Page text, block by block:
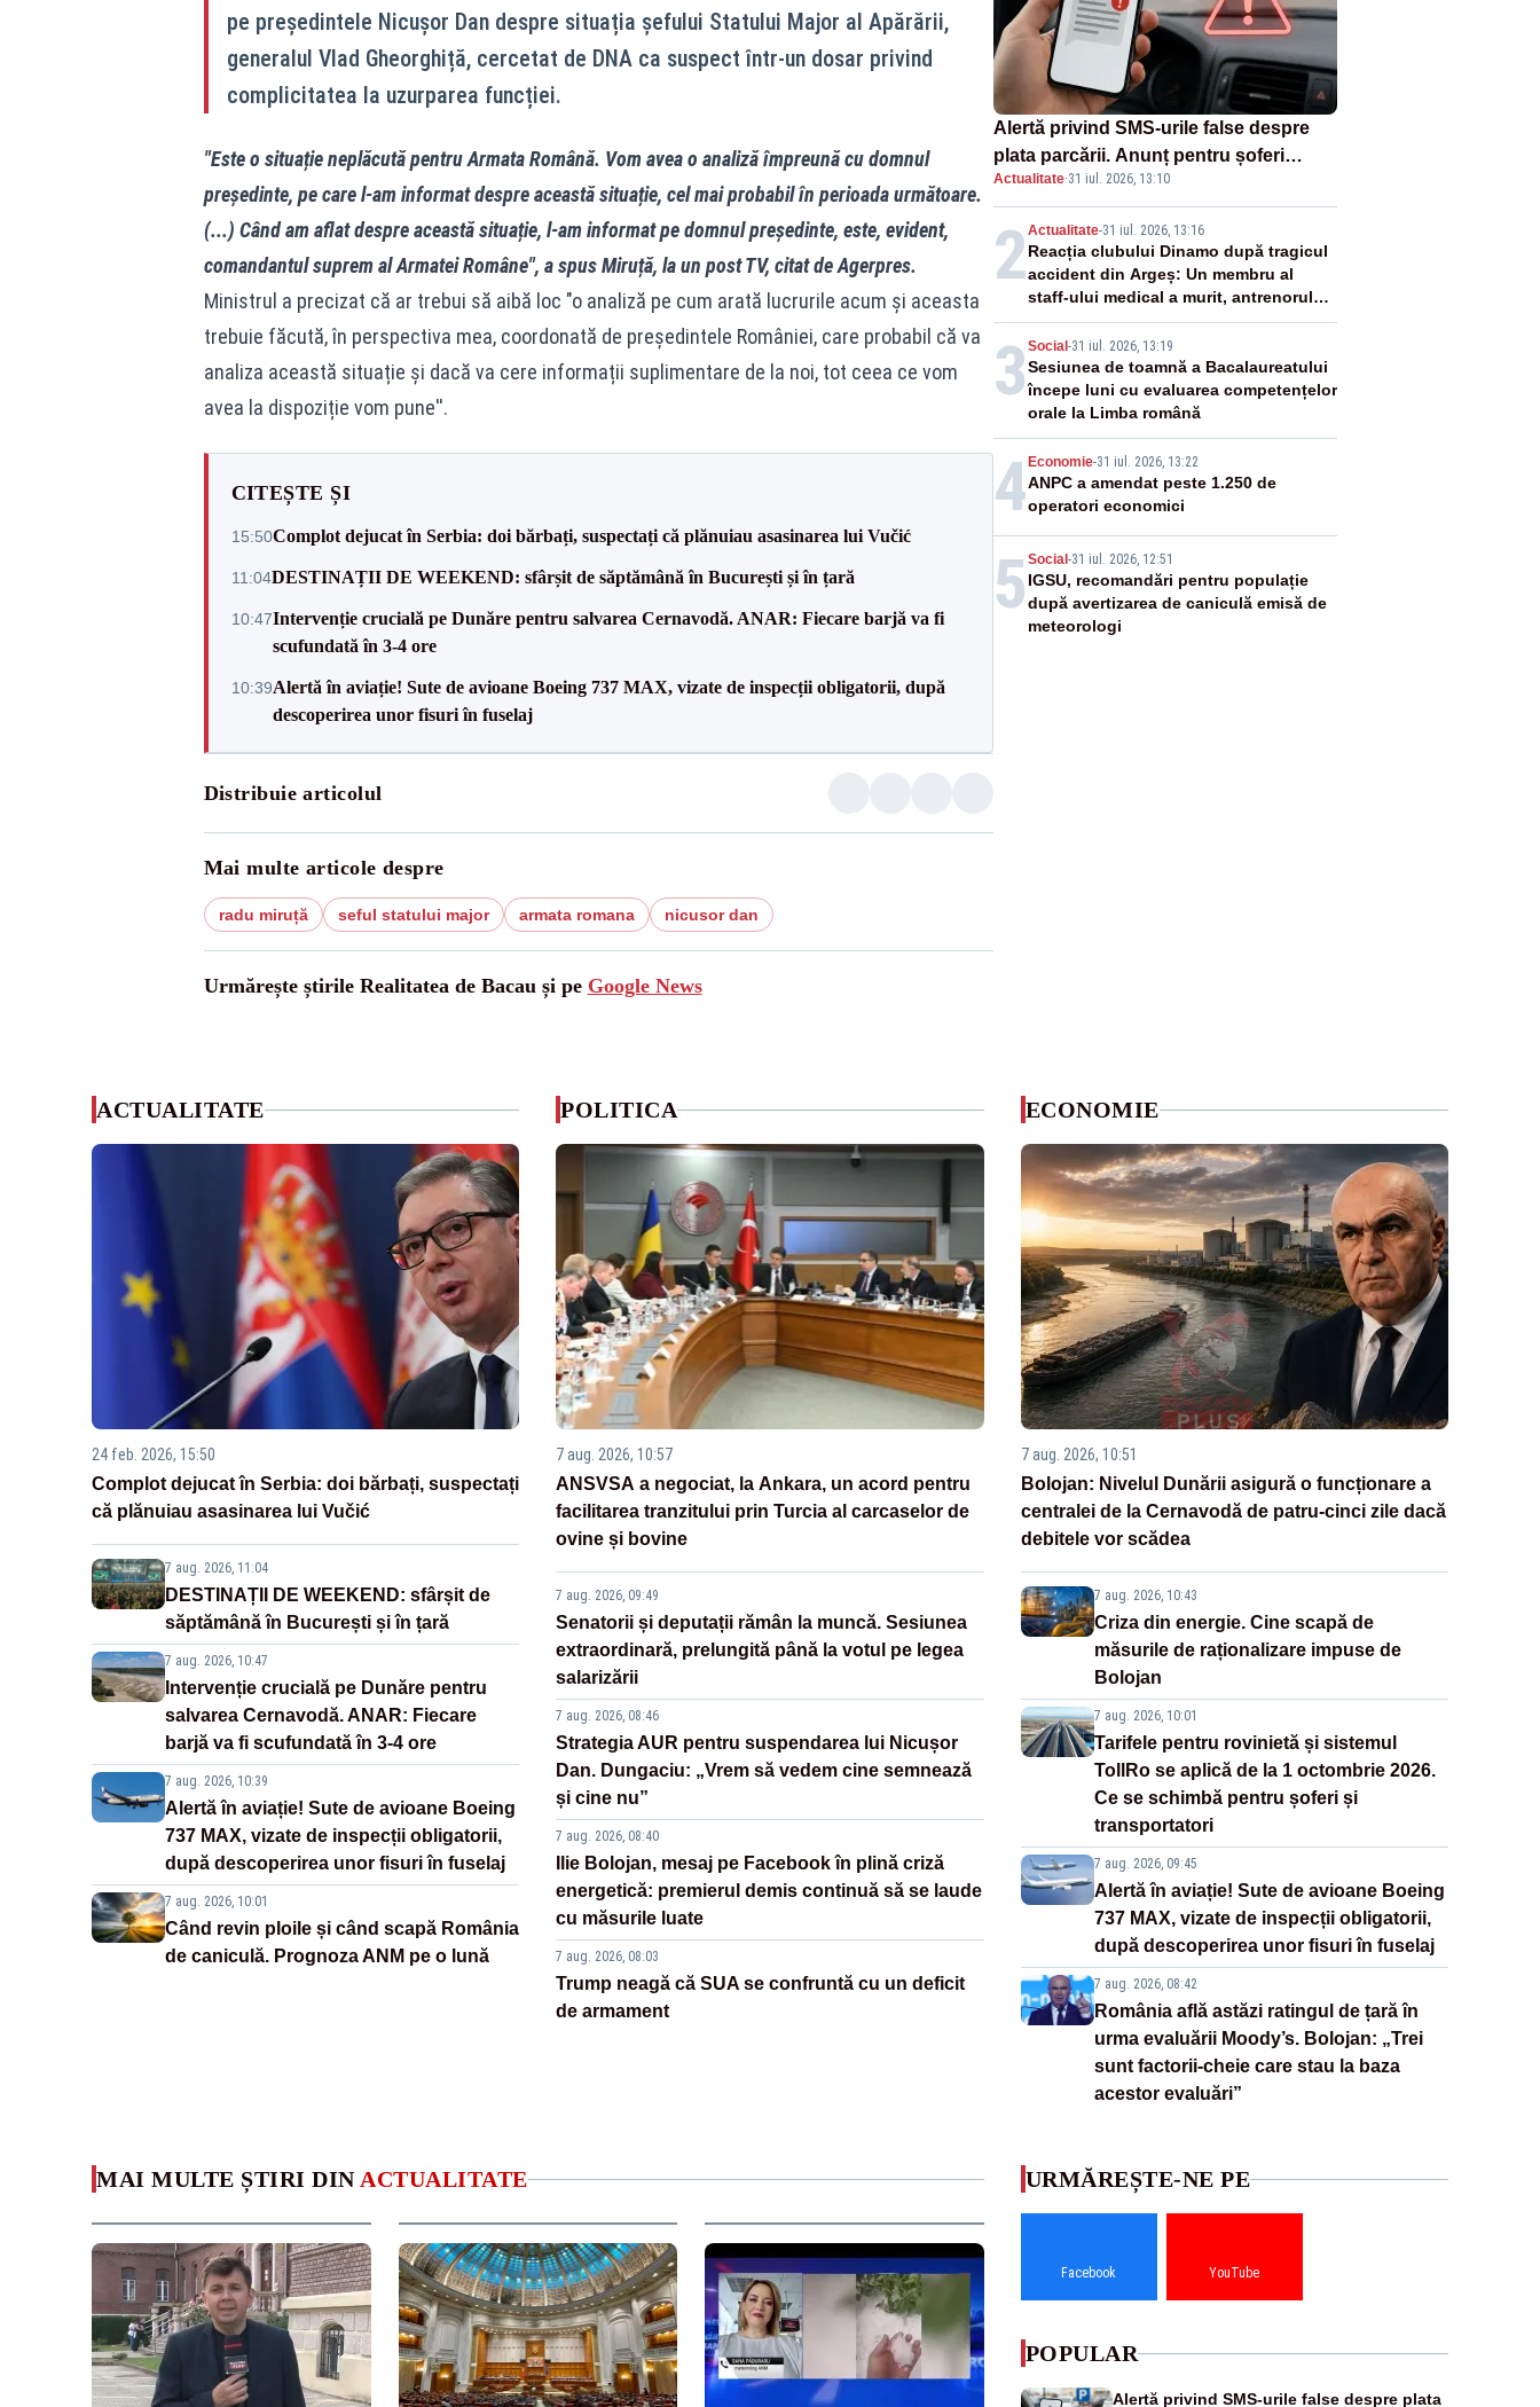
pe președintele Nicușor Dan despre situația șefului Statului Major al Apărării,
generalul Vlad Gheorghiță, cercetat de DNA ca suspect într-un dosar privind
complicitatea la uzurparea funcției.
"Este o situație neplăcută pentru Armata Română. Vom avea o analiză împreună cu domnul
președinte, pe care l-am informat despre această situație, cel mai probabil în perioada următoare.
(...) Când am aflat despre această situație, l-am informat pe domnul președinte, este, evident,
comandantul suprem al Armatei Române", a spus Miruță, la un post TV, citat de Agerpres.
Ministrul a precizat că ar trebui să aibă loc "o analiză pe cum arată lucrurile acum și aceasta
trebuie făcută, în perspectiva mea, coordonată de președintele României, care probabil că va
analiza această situație și dacă va cere informații suplimentare de la noi, tot ceea ce vom
avea la dispoziție vom pune''.
CITEȘTE ȘI
15:50Complot dejucat în Serbia: doi bărbați, suspectați că plănuiau asasinarea lui Vučić
11:04DESTINAȚII DE WEEKEND: sfârșit de săptămână în București și în țară
10:47Intervenție crucială pe Dunăre pentru salvarea Cernavodă. ANAR: Fiecare barjă va fi
scufundată în 3-4 ore
10:39Alertă în aviație! Sute de avioane Boeing 737 MAX, vizate de inspecții obligatorii, după
descoperirea unor fisuri în fuselaj
Distribuie articolul
Mai multe articole despre
radu miruță seful statului major armata romana nicusor dan
Urmărește știrile Realitatea de Bacau și pe Google News
Alertă privind SMS-urile false despre
plata parcării. Anunț pentru șoferi
asupra unei noi metode de fraudă
online
Actualitate·31 iul. 2026, 13:10
2Actualitate-31 iul. 2026, 13:16
Reacția clubului Dinamo după tragicul
accident din Argeș: Un membru al
staff-ului medical a murit, antrenorul
Adrian Ropotan este în spital
3 Social -31 iul. 2026, 13:19
Sesiunea de toamnă a Bacalaureatului
începe luni cu evaluarea competențelor
orale la Limba română
4 Economie-31 iul. 2026, 13:22
ANPC a amendat peste 1.250 de
operatori economici
5 Social -31 iul. 2026, 12:51
IGSU, recomandări pentru populație
după avertizarea de caniculă emisă de
meteorologi
ACTUALITATE
24 feb. 2026, 15:50
Complot dejucat în Serbia: doi bărbați, suspectați
că plănuiau asasinarea lui Vučić
7 aug. 2026, 11:04
DESTINAȚII DE WEEKEND: sfârșit de
săptămână în București și în țară
7 aug. 2026, 10:47
Intervenție crucială pe Dunăre pentru
salvarea Cernavodă. ANAR: Fiecare
barjă va fi scufundată în 3-4 ore
7 aug. 2026, 10:39
Alertă în aviație! Sute de avioane Boeing
737 MAX, vizate de inspecții obligatorii,
după descoperirea unor fisuri în fuselaj
7 aug. 2026, 10:01
Când revin ploile și când scapă România
de caniculă. Prognoza ANM pe o lună
POLITICA
7 aug. 2026, 10:57
ANSVSA a negociat, la Ankara, un acord pentru
facilitarea tranzitului prin Turcia al carcaselor de
ovine și bovine
7 aug. 2026, 09:49
Senatorii și deputații rămân la muncă. Sesiunea
extraordinară, prelungită până la votul pe legea
salarizării
7 aug. 2026, 08:46
Strategia AUR pentru suspendarea lui Nicușor
Dan. Dungaciu: „Vrem să vedem cine semnează
și cine nu”
7 aug. 2026, 08:40
Ilie Bolojan, mesaj pe Facebook în plină criză
energetică: premierul demis continuă să se laude
cu măsurile luate
7 aug. 2026, 08:03
Trump neagă că SUA se confruntă cu un deficit
de armament
ECONOMIE
7 aug. 2026, 10:51
Bolojan: Nivelul Dunării asigură o funcționare a
centralei de la Cernavodă de patru-cinci zile dacă
debitele vor scădea
7 aug. 2026, 10:43
Criza din energie. Cine scapă de
măsurile de raționalizare impuse de
Bolojan
7 aug. 2026, 10:01
Tarifele pentru rovinietă și sistemul
TollRo se aplică de la 1 octombrie 2026.
Ce se schimbă pentru șoferi și
transportatori
7 aug. 2026, 09:45
Alertă în aviație! Sute de avioane Boeing
737 MAX, vizate de inspecții obligatorii,
după descoperirea unor fisuri în fuselaj
7 aug. 2026, 08:42
România află astăzi ratingul de țară în
urma evaluării Moody’s. Bolojan: „Trei
sunt factorii-cheie care stau la baza
acestor evaluări”
MAI MULTE ȘTIRI DIN ACTUALITATE URMĂREȘTE-NE PE
Facebook YouTube
POPULAR
Alertă privind SMS-urile false despre plata